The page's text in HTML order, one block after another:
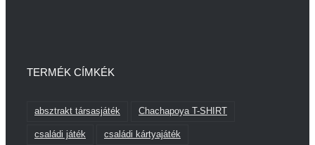
TERMÉK CÍMKÉK
absztrakt társasjáték Chachapoya T-SHIRT
családi játék családi kártyajáték